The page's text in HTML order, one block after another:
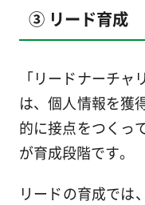
③ リード育成
「リードナーチ
は、個人情報を獲
的に接点をつくっ
が育成段階です。
リードの育成では